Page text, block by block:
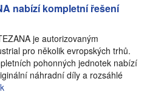
nabízí kompletní řešení
je autorizovaným
pro několik evropských trhů.
pohonných jednotek nabízí
náhradní díly a rozsáhlé